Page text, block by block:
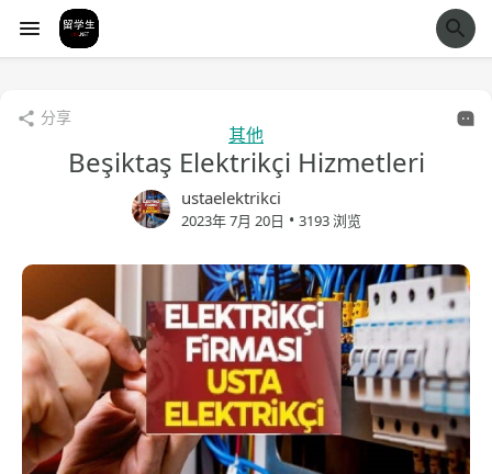
经验市
分享
其他
Beşiktaş Elektrikçi Hizmetleri
ustaelektrikci
2023年 7月 20日 • 3193 浏览